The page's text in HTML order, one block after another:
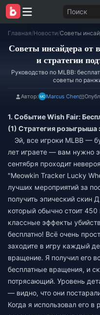
Поиск
Главная/Новости/
Советы инсайдера от
и стратегии
Руководство по MLBB:
советы по
Автор: Marcus Chen
1. Событие Wish Fair:
(1) Стратегия розыгрыша
Эй, все игроки MLBB —
лет играете — вам нужно
сентября проходит
"Meowkin Tracker Lucky
лучших мероприятий за
получить эпический скин
который обычно стоит
классные эффекты
бесплатно! Всё очень
заходите в игру каждый
вращение. Я получил его
бесплатные вращения, и
потрясающий. Уровень
— видно, что они
Когда я использовал его